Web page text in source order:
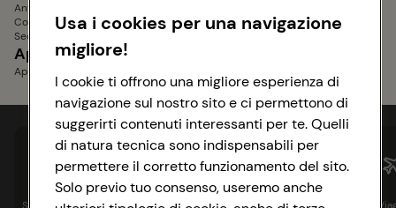
Antipasti Bimby
Contorni Bimby
Secondi Piatti Bimby
Aperitivi e Stuzzichini
Aperitivi senza glutine
Usa i cookies per una navigazione
migliore!
I cookie ti offrono una migliore esperienza di
navigazione sul nostro sito e ci permettono di
suggerirti contenuti interessanti per te. Quelli
di natura tecnica sono indispensabili per
permettere il corretto funzionamento del sito.
Solo previo tuo consenso, useremo anche